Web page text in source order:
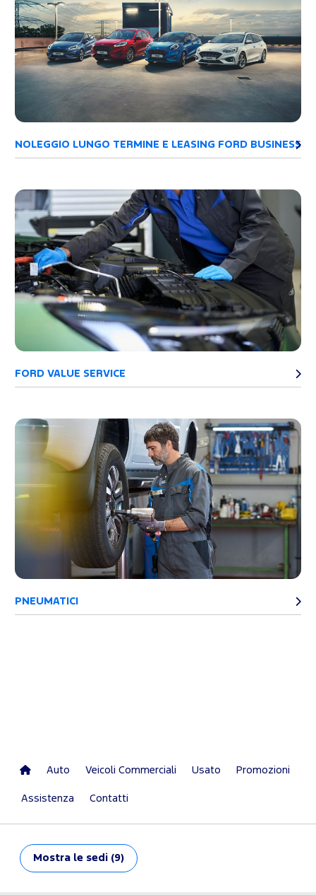
NOLEGGIO LUNGO TERMINE E LEASING FORD BUSINESS
FORD VALUE SERVICE
PNEUMATICI
Auto Veicoli Commerciali Usato Promozioni
Assistenza Contatti
Mostra le sedi (9)